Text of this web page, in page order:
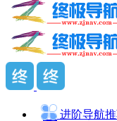
进阶导航